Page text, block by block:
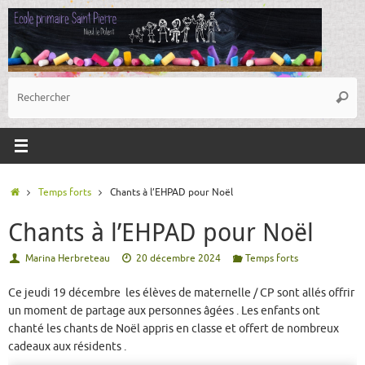
Passer
contenu
:
Accueil
Temps forts Chants à l’EHPAD pour Noël
Chants à l’EHPAD pour Noël
Marina Herbreteau 20 décembre 2024 Temps forts
Ce jeudi 19 décembre les élèves de maternelle / CP sont allés offrir
un moment de partage aux personnes âgées . Les enfants ont
chanté les chants de Noël appris en classe et offert de nombreux
cadeaux aux résidents .